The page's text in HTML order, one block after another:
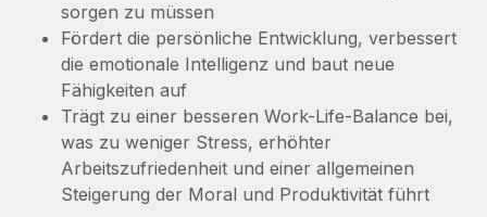
Integrationen
Prozessoptimierung mit unverzichtbaren Business-
Tools
DIENSTLEISTUNGEN
Frag unsere Expert:innen
Hilfe von Expert:innen für globale HR & Compliance
Flexible Einbettung von Global-HR-Funktionen in deine
Plattform
Partner werden
Entdecke die Möglichkeiten einer Partnerschaft
Remote Build
Demnächst verfügbar
Beratung zu Integrationen und KI-Automatisierung
Webinare
Events
Newsroom
Informationen zu Gehältern und Qualifikationen
Insights Center
中文（简体）
sorgen zu müssen
Fördert die persönliche Entwicklung, verbessert
die emotionale Intelligenz und baut neue
Fähigkeiten auf
Trägt zu einer besseren Work-Life-Balance bei,
was zu weniger Stress, erhöhter
Arbeitszufriedenheit und einer allgemeinen
Steigerung der Moral und Produktivität führt